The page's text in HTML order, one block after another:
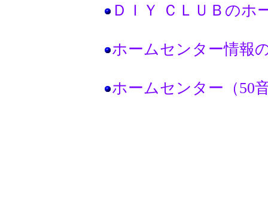
ＤＩＹ ＣＬＵＢのホ
ホームセンター情報
ホームセンター（50